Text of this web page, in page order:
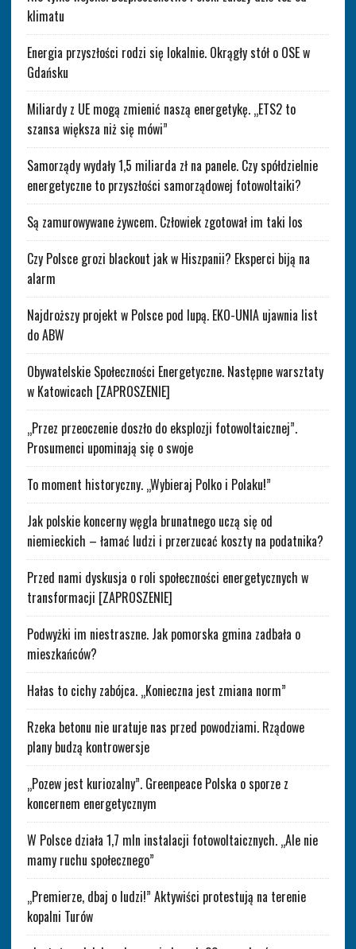
klimatu
Energia przyszłości rodzi się lokalnie. Okrągły stół o OSE w
Gdańsku
Miliardy z UE mogą zmienić naszą energetykę. „ETS2 to
szansa większa niż się mówi”
Samorządy wydały 1,5 miliarda zł na panele. Czy spółdzielnie
energetyczne to przyszłości samorządowej fotowoltaiki?
Są zamurowywane żywcem. Człowiek zgotował im taki los
Czy Polsce grozi blackout jak w Hiszpanii? Eksperci biją na
alarm
Najdroższy projekt w Polsce pod lupą. EKO-UNIA ujawnia list
do ABW
Obywatelskie Społeczności Energetyczne. Następne warsztaty
w Katowicach [ZAPROSZENIE]
„Przez przeoczenie doszło do eksplozji fotowoltaicznej”.
Prosumenci upominają się o swoje
To moment historyczny. „Wybieraj Polko i Polaku!”
Jak polskie koncerny węgla brunatnego uczą się od
niemieckich – łamać ludzi i przerzucać koszty na podatnika?
Przed nami dyskusja o roli społeczności energetycznych w
transformacji [ZAPROSZENIE]
Podwyżki im niestraszne. Jak pomorska gmina zadbała o
mieszkańców?
Hałas to cichy zabójca. „Konieczna jest zmiana norm”
Rzeka betonu nie uratuje nas przed powodziami. Rządowe
plany budzą kontrowersje
„Pozew jest kuriozalny”. Greenpeace Polska o sporze z
koncernem energetycznym
W Polsce działa 1,7 mln instalacji fotowoltaicznych. „Ale nie
mamy ruchu społecznego”
„Premierze, dbaj o ludzi!” Aktywiści protestują na terenie
kopalni Turów